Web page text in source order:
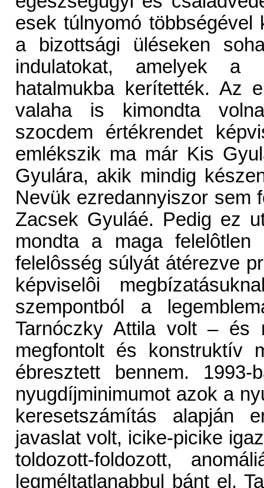
esek túlnyomó
a bizottsági üléseken
indulatokat, amelyek a
hatalmukba kerítették. Az
valaha is kimondta
szocdem értékrendet
emlékszik ma már Kis
Gyulára, akik mindig
Nevük ezredannyiszor sem
Zacsek Gyuláé. Pedig ez
mondta a maga
felelôsség súlyát átérezve
képviselôi
szempontból a
Tarnóczky Attila volt – és
megfontolt és konstruktív
ébresztett bennem.
nyugdíjminimumot azok a
keresetszámítás alapján
javaslat volt, icike-picike
toldozott-foldozott,
legméltatlanabbul bánt el.